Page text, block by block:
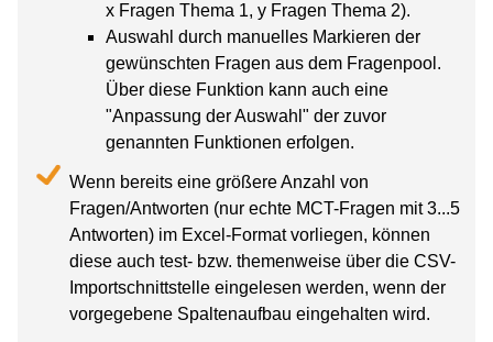
x Fragen Thema 1, y Fragen Thema 2).
Auswahl durch manuelles Markieren der
gewünschten Fragen aus dem Fragenpool.
Über diese Funktion kann auch eine
"Anpassung der Auswahl" der zuvor
genannten Funktionen erfolgen.
Wenn bereits eine größere Anzahl von
Fragen/Antworten (nur echte MCT-Fragen mit 3...5
Antworten) im Excel-Format vorliegen, können
diese auch test- bzw. themenweise über die CSV-
Importschnittstelle eingelesen werden, wenn der
vorgegebene Spaltenaufbau eingehalten wird.